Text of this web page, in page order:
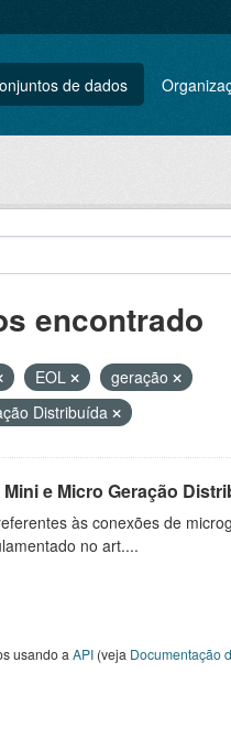
de dados
encontrado
EOL
geração
Distribuída
e Micro Geração
às conexões de
no art....
usando a API(veja Documentação